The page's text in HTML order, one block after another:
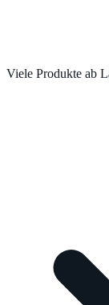
Viele Produkte ab